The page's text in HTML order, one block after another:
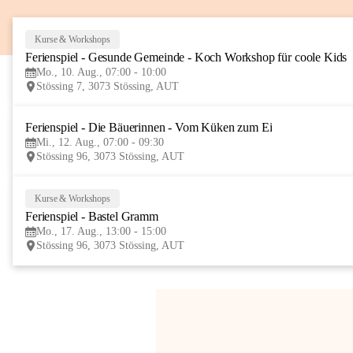
Kurse & Workshops
Ferienspiel - Gesunde Gemeinde - Koch Workshop für coole Kids
Mo., 10. Aug., 07:00 - 10:00
Stössing 7, 3073 Stössing, AUT
Ferienspiel - Die Bäuerinnen - Vom Küken zum Ei
Mi., 12. Aug., 07:00 - 09:30
Stössing 96, 3073 Stössing, AUT
Kurse & Workshops
Ferienspiel - Bastel Gramm
Mo., 17. Aug., 13:00 - 15:00
Stössing 96, 3073 Stössing, AUT